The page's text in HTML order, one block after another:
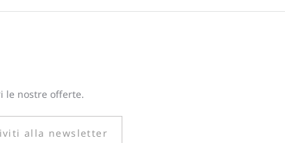
le nostre offerte.
alla newsletter